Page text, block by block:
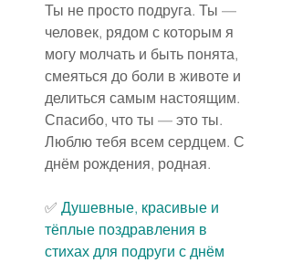
Ты не просто подруга. Ты —
человек, рядом с которым я
могу молчать и быть понята,
смеяться до боли в животе и
делиться самым настоящим.
Спасибо, что ты — это ты.
Люблю тебя всем сердцем. С
днём рождения, родная.
✅ Душевные, красивые и
тёплые поздравления в
стихах для подруги с днём